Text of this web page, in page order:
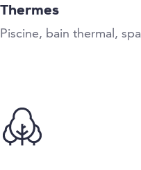
Thermes
Piscine, bain thermal, spa